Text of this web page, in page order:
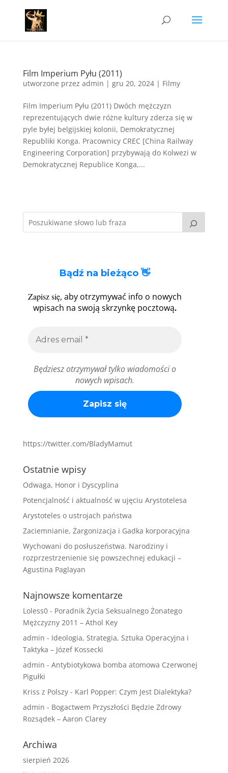
Film Imperium Pyłu (2011)
utworzone przez admin | gru 20, 2024| Filmy
Film Imperium Pyłu (2011) Dwóch mężczyzn
reprezentujących dwie różne kultury zderza się w
pyle byłej belgijskiej kolonii, Demokratycznej
Republiki Konga. Pracownicy CREC [China Railway
Engineering Corporation] przybywają do Kolwezi w
Demokratycznej Republice Konga,...
Bądź na bieżąco 👋
Zapisz się, aby otrzymywać info o nowych
wpisach na swoją skrzynkę pocztową.
Będziesz otrzymywał tylko wiadomości o
nowych wpisach.
https://twitter.com/BladyMamut
Ostatnie wpisy
Odwaga, Honor i Dyscyplina
Potencjalność i aktualność w ujęciu Arystotelesa
Arystoteles o ustrojach państwa
Zaciemnianie, Żargonizacja i Gadka korporacyjna
Wychowani do posłuszeństwa. Narodziny i
rozprzestrzenienie się powszechnej edukacji –
Agustina Paglayan
Najnowsze komentarze
Loless0- Poradnik Życia Seksualnego Żonatego
Mężczyzny 2011 – Athol Key
admin - Ideologia, Strategia, Sztuka Operacyjna i
Taktyka – Józef Kossecki
admin - Antybiotykowa bomba atomowa Czerwonej
Pigułki
Kriss z Polszy- Karl Popper: Czym Jest Dialektyka?
admin - Bogactwem Przyszłości Będzie Zdrowy
Rozsądek – Aaron Clarey
Archiwa
sierpień 2026